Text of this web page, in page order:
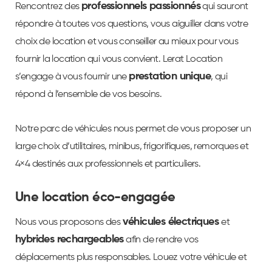
Rencontrez des professionnels passionnésqui sauront
répondre à toutes vos questions, vous aiguiller dans votre
choix de location et vous conseiller au mieux pour vous
fournir la location qui vous convient. Lerat Location
s’engage à vous fournir une prestation unique, qui
répond à l’ensemble de vos besoins.
Notre parc de véhicules nous permet de vous proposer un
large choix d’utilitaires, minibus, frigorifiques, remorques et
4×4 destinés aux professionnels et particuliers.
Une location éco-engagée
Nous vous proposons desvéhicules électriqueset
hybrides rechargeablesafin de rendre vos
déplacements plus responsables. Louez votre véhicule et